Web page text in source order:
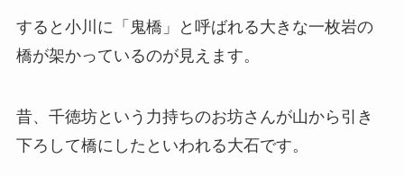
すると小川に「鬼橋」と呼ばれる大きな一枚岩の
橋が架かっているのが見えます。
昔、千徳坊という力持ちのお坊さんが山から引き
下ろして橋にしたといわれる大石です。